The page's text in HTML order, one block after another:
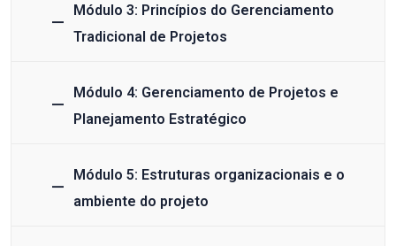
Módulo 3: Princípios do Gerenciamento
Tradicional de Projetos
Módulo 4: Gerenciamento de Projetos e
Planejamento Estratégico
Módulo 5: Estruturas organizacionais e o
ambiente do projeto